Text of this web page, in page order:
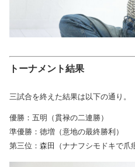
トーナメント結果
三試合を終えた結果は以下の通り。
優勝：五明（貫禄の二連勝）
準優勝：徳増（意地の最終勝利）
第三位：森田（ナナフシモドキで爪